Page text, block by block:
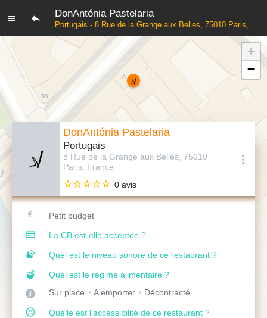
DonAntónia Pastelaria
Portugais - 8 Rue de la Grange aux Belles, 75010 Paris, France
DonAntónia Pastelaria
Portugais
8 Rue de la Grange aux Belles, 75010
Paris, France
0 avis
Petit budget
La CB est-elle acceptée ?
Quel est le niveau sonore de ce restaurant ?
Quel est le régime alimentaire ?
Sur place
A emporter Décontracté
Quelle est l'accessibilité de ce restaurant ?
+
−